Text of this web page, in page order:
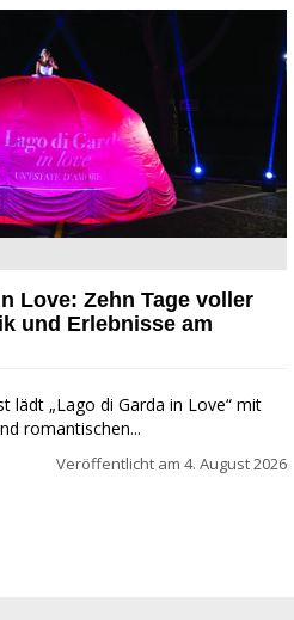
Love: Zehn Tage voller
und Erlebnisse am
lädt „Lago di Garda in Love“ mit
romantischen...
Veröffentlicht am 4. August 2026